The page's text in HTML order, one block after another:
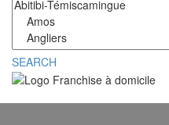
SEARCH